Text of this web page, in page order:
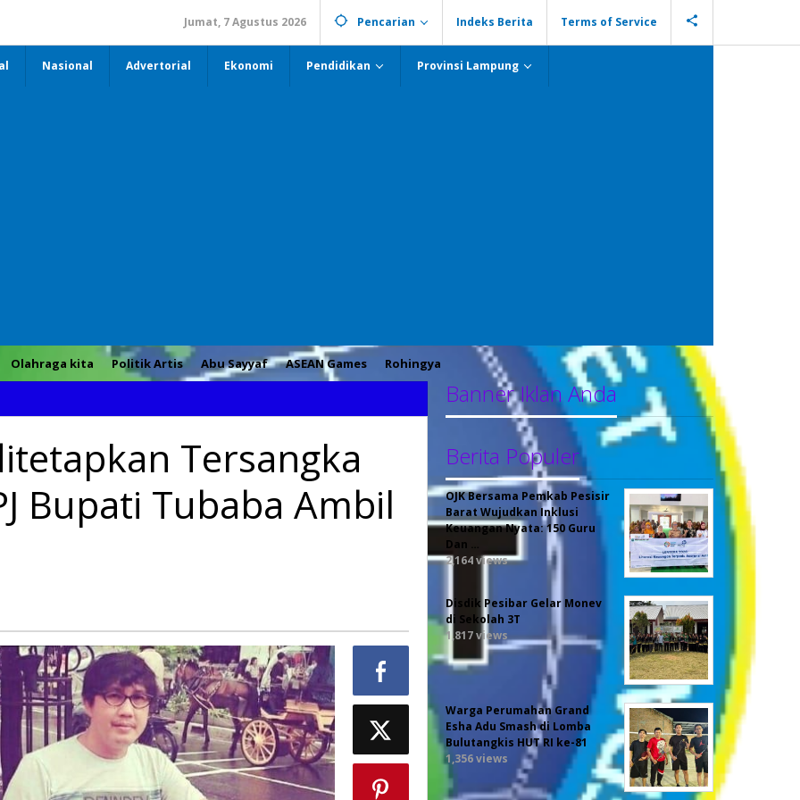
Jumat, 7 Agustus 2026 Pencarian Indeks Berita Terms of Service
Nasional Advertorial Ekonomi Pendidikan Provinsi Lampung
Olahraga kita Politik Artis Abu Sayyaf ASEAN Games Rohingya
Tersangka
Bupati Tubaba Ambil
Banner Iklan Anda
Berita Populer
OJK Bersama Pemkab Pesisir
Barat Wujudkan Inklusi
Keuangan Nyata: 150 Guru
Dan …
2,164 views
Disdik Pesibar Gelar Monev
di Sekolah 3T
1,817 views
Warga Perumahan Grand
Esha Adu Smash di Lomba
Bulutangkis HUT RI ke-81
1,356 views